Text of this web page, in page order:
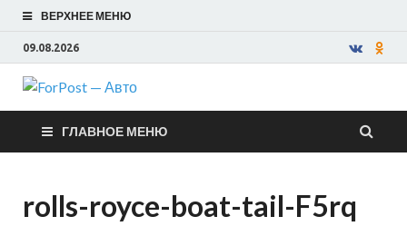
ВЕРХНЕЕ МЕНЮ
09.08.2026
ForPost —
Авто
ГЛАВНОЕ МЕНЮ
rolls-royce-boat-tail-F5rq